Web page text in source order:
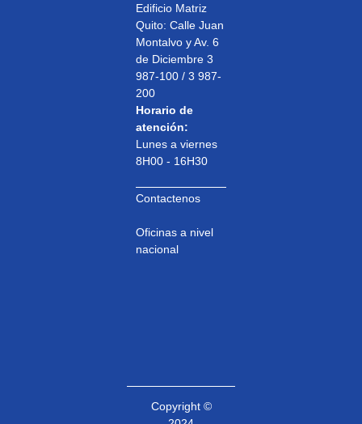
Edificio Matriz
Quito: Calle Juan
Montalvo y Av. 6
de Diciembre 3
987-100 / 3 987-
200
Horario de
atención:
Lunes a viernes
8H00 - 16H30
Contactenos
Oficinas a nivel
nacional
Copyright ©